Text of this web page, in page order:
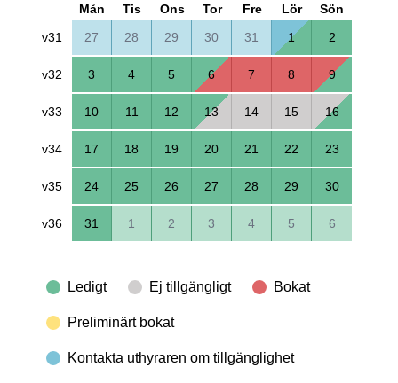
Mån Tis Ons Tor Fre Lör
Sön
v31
27 28 29 30 31 1 2
v32 3 4 5 6 7 8 9
v33 10 11 12 13 14 15 16
v34 17 18 19 20 21 22 23
v35 24 25 26 27 28 29 30
v36 31 1 2 3 4 5 6
Ledigt Ej tillgängligt Bokat
Preliminärt bokat
Kontakta uthyraren om tillgänglighet